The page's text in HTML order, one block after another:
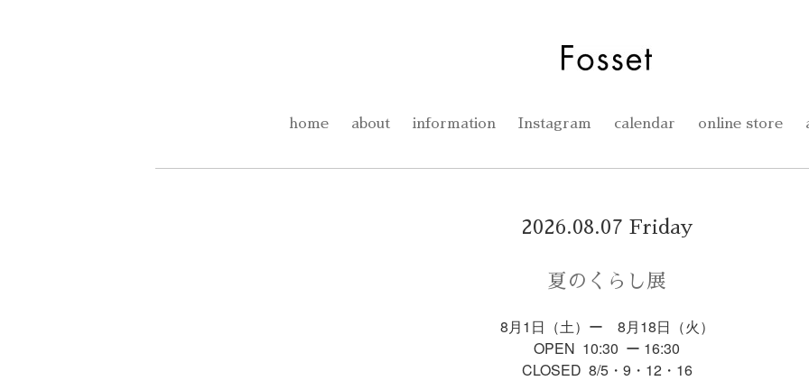
home about information Instagram calendar online store
2026.08.07 Friday
夏のくらし展
8月1日（土）ー 8月18日（火）
OPEN 10:30 ー 16:30
CLOSED 8/5・9・12・16